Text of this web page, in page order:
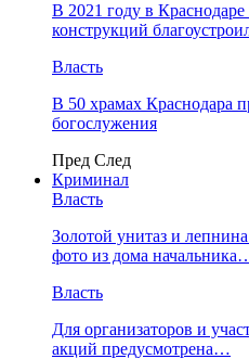
В 2021 году в
конструкций
Власть
В 50 храмах Краснодара
богослужения
Пред След
Криминал
Власть
​Золотой унитаз и
фото из дома
Власть
Для организаторов и
акций предусмотрена…